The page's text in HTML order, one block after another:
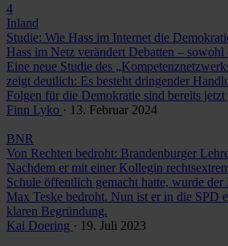
4
Inland
Studie: Wie Hass im Internet die
Hass im Netz verändert Debatten –
Eine neue Studie des
zeigt deutlich: Es besteht dringender
Folgen für die Demokratie sind bereits jetzt
Finn Lyko · 13. Februar 2024
BNR
Von Rechten bedroht: Brandenburger
Nachdem er mit einer Kollegin
Schule öffentlich gemacht hatte, wurde
Max Teske bedroht. Nun ist er in die SPD
klaren Begründung.
Kai Doering · 19. Juli 2023